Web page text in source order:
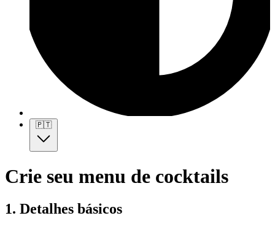
🇵🇹
Crie seu menu de cocktails
1. Detalhes básicos